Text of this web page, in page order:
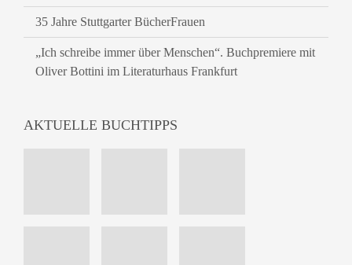
35 Jahre Stuttgarter BücherFrauen
„Ich schreibe immer über Menschen“. Buchpremiere mit
Oliver Bottini im Literaturhaus Frankfurt
AKTUELLE BUCHTIPPS